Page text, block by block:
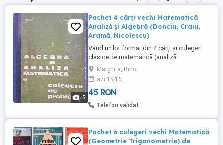
5
Pachet 4 cărți vechi Matematică
Analiză și Algebră (Donciu, Craiu,
Aramă, Nicolescu)
Vând un lot format din 4 cărți și culegeri
clasice de matematică (analiză
matematică și algebră), ideale pentru
elevi, studenți sau pasionați de
matematică riguroasă. Pachetul include:
Analiză Matematică Mariana Craiu, Vasile
V. Tănase (Ed. Didactică și Pedagogică,
Marghita, Bihor
azi 16:16
45 RON
Telefon validat
Pachet 6 culegeri vechi Matematică
(Geometrie Trigonometrie) de